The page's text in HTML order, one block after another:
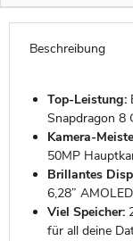
Beschreibung
Top-Leistung:
Snapdragon 8
Kamera-
50MP
Brillantes
6,28”
Viel Speicher:
für all deine